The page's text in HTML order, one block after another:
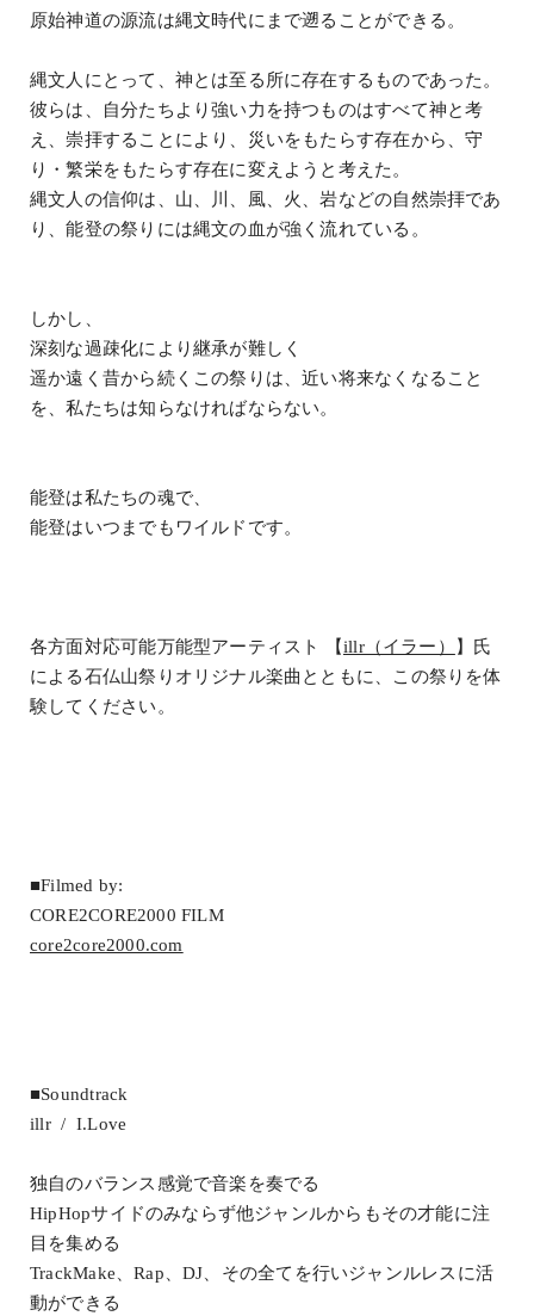
原始神道の源流は縄文時代にまで遡ることができる。
縄文人にとって、神とは至る所に存在するものであった。
彼らは、自分たちより強い力を持つものはすべて神と考
え、崇拝することにより、災いをもたらす存在から、守
り・繁栄をもたらす存在に変えようと考えた。
縄文人の信仰は、山、川、風、火、岩などの自然崇拝であ
り、能登の祭りには縄文の血が強く流れている。
しかし、
深刻な過疎化により継承が難しく
遥か遠く昔から続くこの祭りは、近い将来なくなること
を、私たちは知らなければならない。
能登は私たちの魂で、
能登はいつまでもワイルドです。
各方面対応可能万能型アーティスト 【illr（イラー）
】氏
による石仏山祭りオリジナル楽曲とともに、この祭りを体
験してください。
■Filmed by:
CORE2CORE2000 FILM
core2core2000.com
■Soundtrack
illr / I.Love
独自のバランス感覚で音楽を奏でる
HipHopサイドのみならず他ジャンルからもその才能に注
目を集める
TrackMake、Rap、DJ、その全てを行いジャンルレスに活
動ができる